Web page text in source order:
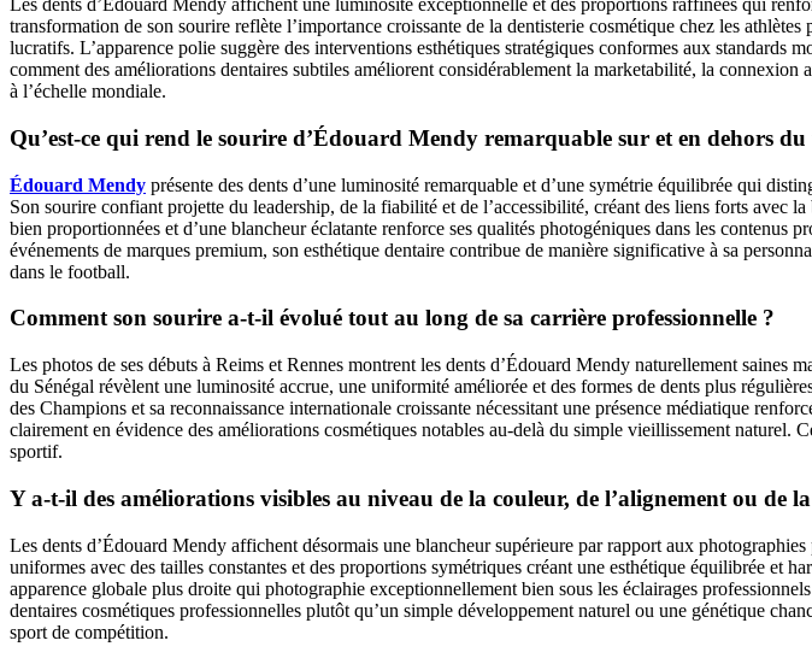
Les dents d’Édouard Mendy affichent une luminosité exceptionnelle et des proportions raffinées qui
transformation de son sourire reflète l’importance croissante de la dentisterie cosmétique chez les
lucratifs. L’apparence polie suggère des interventions esthétiques stratégiques conformes aux standards
comment des améliorations dentaires subtiles améliorent considérablement la marketabilité, la
à l’échelle mondiale.
Qu’est-ce qui rend le sourire d’Édouard Mendy remarquable sur et en dehors
Édouard Mendy présente des dents d’une luminosité remarquable et d’une symétrie équilibrée qui
Son sourire confiant projette du leadership, de la fiabilité et de l’accessibilité, créant des liens forts avec
bien proportionnées et d’une blancheur éclatante renforce ses qualités photogéniques dans les contenus
événements de marques premium, son esthétique dentaire contribue de manière significative à sa
dans le football.
Comment son sourire a-t-il évolué tout au long de sa carrière professionnelle ?
Les photos de ses débuts à Reims et Rennes montrent les dents d’Édouard Mendy naturellement
du Sénégal révèlent une luminosité accrue, une uniformité améliorée et des formes de dents plus
des Champions et sa reconnaissance internationale croissante nécessitant une présence médiatique
clairement en évidence des améliorations cosmétiques notables au-delà du simple vieillissement naturel.
sportif.
Y a-t-il des améliorations visibles au niveau de la couleur, de l’alignement ou de
Les dents d’Édouard Mendy affichent désormais une blancheur supérieure par rapport aux
uniformes avec des tailles constantes et des proportions symétriques créant une esthétique équilibrée et
apparence globale plus droite qui photographie exceptionnellement bien sous les éclairages
dentaires cosmétiques professionnelles plutôt qu’un simple développement naturel ou une génétique
sport de compétition.